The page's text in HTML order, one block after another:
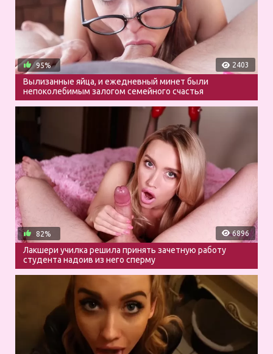
2403
95%
Вылизанные яйца, и ежедневный минет были
непоколебимым залогом семейного счастья
6896
82%
Лакшери училка решила принять зачетную работу
студента надоив из него сперму